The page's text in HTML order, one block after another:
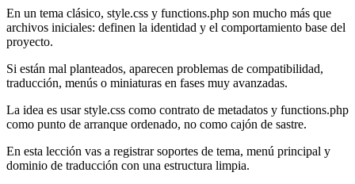
En un tema clásico, style.css y functions.php son mucho más que
archivos iniciales: definen la identidad y el comportamiento base del
proyecto.
Si están mal planteados, aparecen problemas de compatibilidad,
traducción, menús o miniaturas en fases muy avanzadas.
La idea es usar style.css como contrato de metadatos y functions.php
como punto de arranque ordenado, no como cajón de sastre.
En esta lección vas a registrar soportes de tema, menú principal y
dominio de traducción con una estructura limpia.